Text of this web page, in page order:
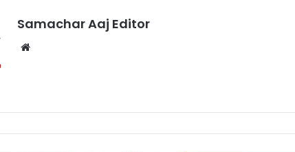
Samachar Aaj Editor